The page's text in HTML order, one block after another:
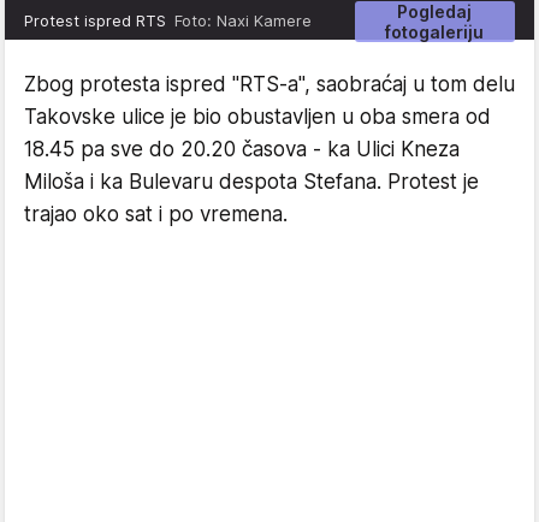
Pogledaj
fotogaleriju
Protest ispred RTS Foto: Naxi Kamere
Zbog protesta ispred "RTS-a", saobraćaj u tom delu
Takovske ulice je bio obustavljen u oba smera od
18.45 pa sve do 20.20 časova - ka Ulici Kneza
Miloša i ka Bulevaru despota Stefana. Protest je
trajao oko sat i po vremena.